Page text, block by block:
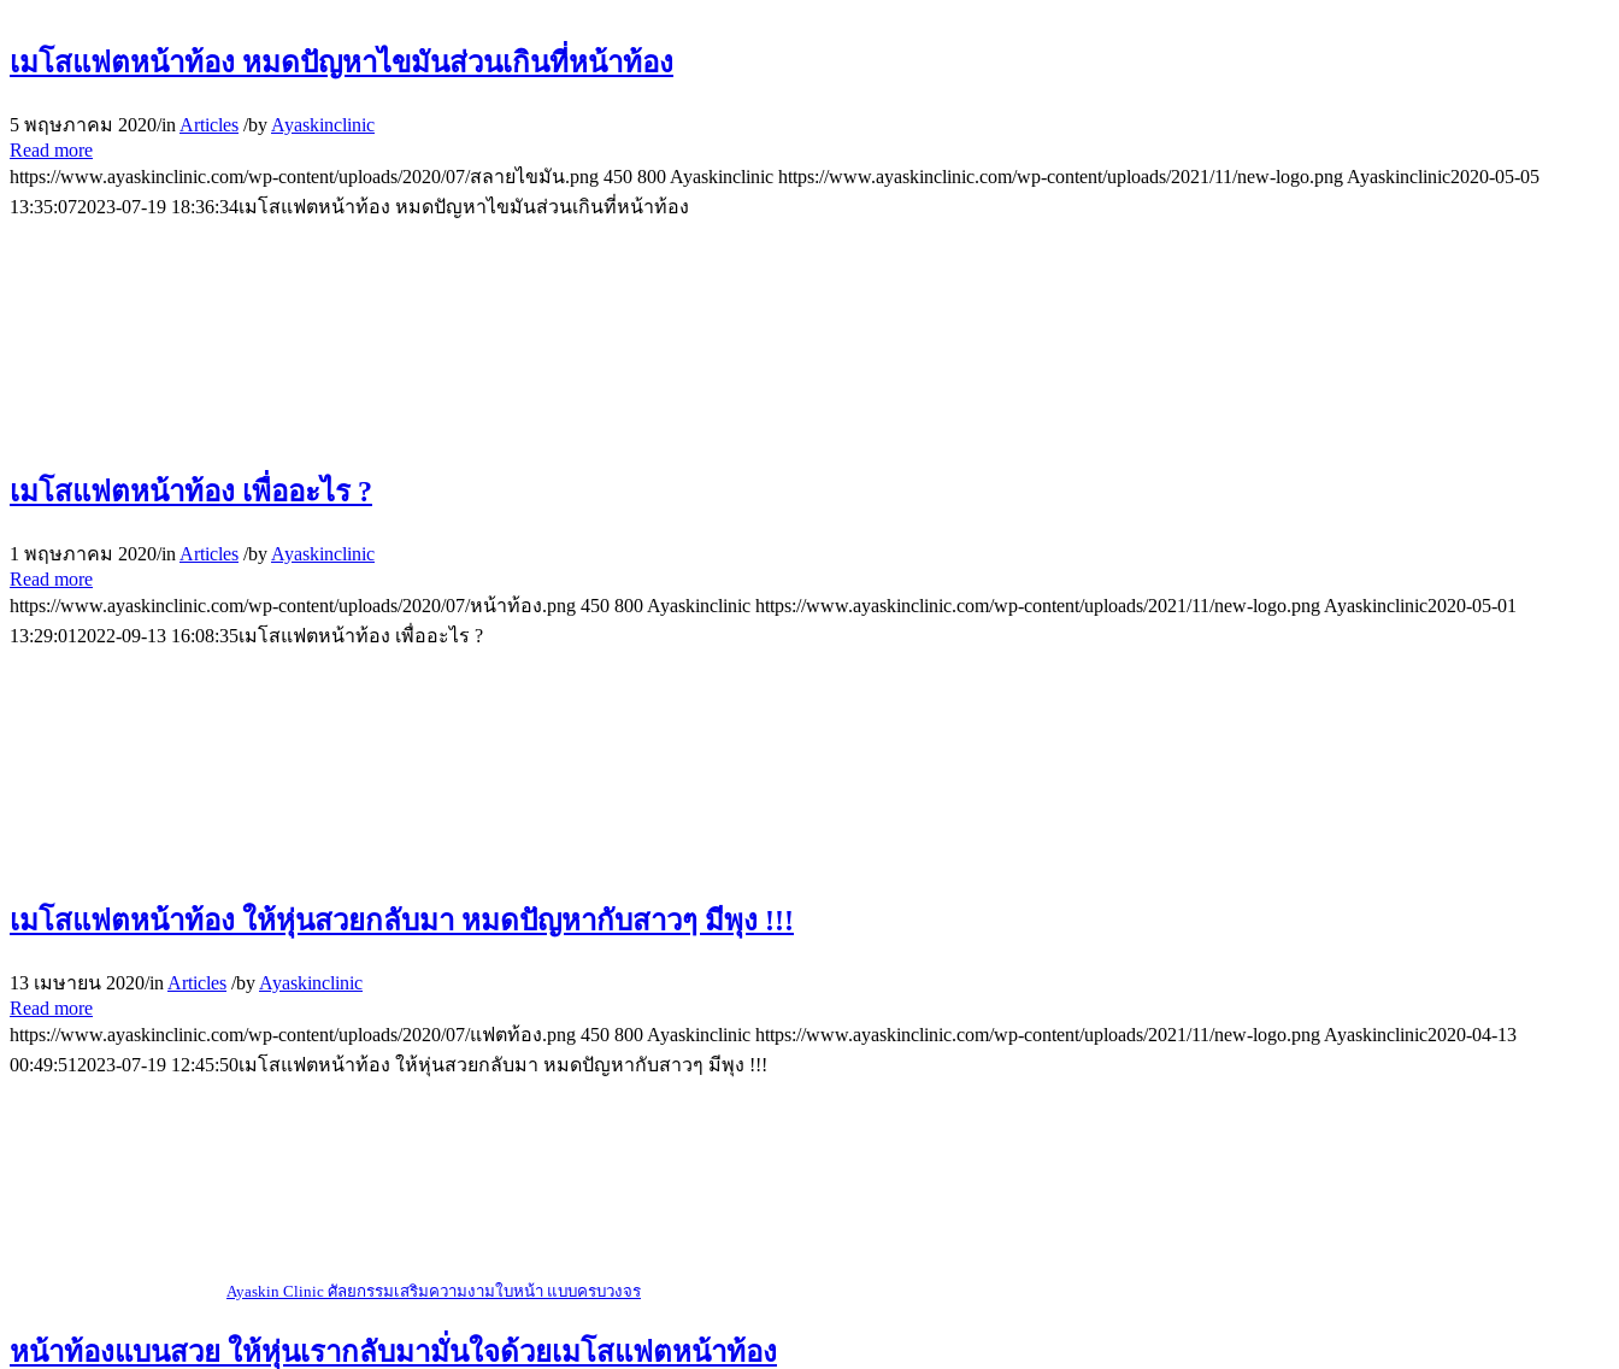
เมโสแฟตหน้าท้อง หมดปัญหาไขมันส่วนเกินที่หน้าท้อง
5 พฤษภาคม 2020/in Articles /by Ayaskinclinic
Read more
https://www.ayaskinclinic.com/wp-content/uploads/2020/07/สลายไขมัน.png 450 800 Ayaskinclinic https://www.ayaskinclinic.com/wp-content/uploads/2021/11/new-logo.png Ayaskinclinic2020-05-05
13:35:072023-07-19 18:36:34เมโสแฟตหน้าท้อง หมดปัญหาไขมันส่วนเกินที่หน้าท้อง
เมโสแฟตหน้าท้อง เพื่ออะไร ?
1 พฤษภาคม 2020/in Articles /by Ayaskinclinic
Read more
https://www.ayaskinclinic.com/wp-content/uploads/2020/07/หน้าท้อง.png 450 800 Ayaskinclinic https://www.ayaskinclinic.com/wp-content/uploads/2021/11/new-logo.png Ayaskinclinic2020-05-01
13:29:01 2022-09-13 16:08:35เมโสแฟตหน้าท้อง เพื่ออะไร ?
เมโสแฟตหน้าท้อง ให้หุ่นสวยกลับมา หมดปัญหากับสาวๆ มีพุง !!!
13 เมษายน 2020/in Articles /by Ayaskinclinic
Read more
https://www.ayaskinclinic.com/wp-content/uploads/2020/07/แฟตท้อง.png 450 800 Ayaskinclinic https://www.ayaskinclinic.com/wp-content/uploads/2021/11/new-logo.png Ayaskinclinic2020-04-13
00:49:51 2023-07-19 12:45:50เมโสแฟตหน้าท้อง ให้หุ่นสวยกลับมา หมดปัญหากับสาวๆ มีพุง !!!
Ayaskin Clinic ศัลยกรรมเสริมความงามใบหน้า แบบครบวงจร
หน้าท้องแบนสวย ให้หุ่นเรากลับมามั่นใจด้วยเมโสแฟตหน้าท้อง